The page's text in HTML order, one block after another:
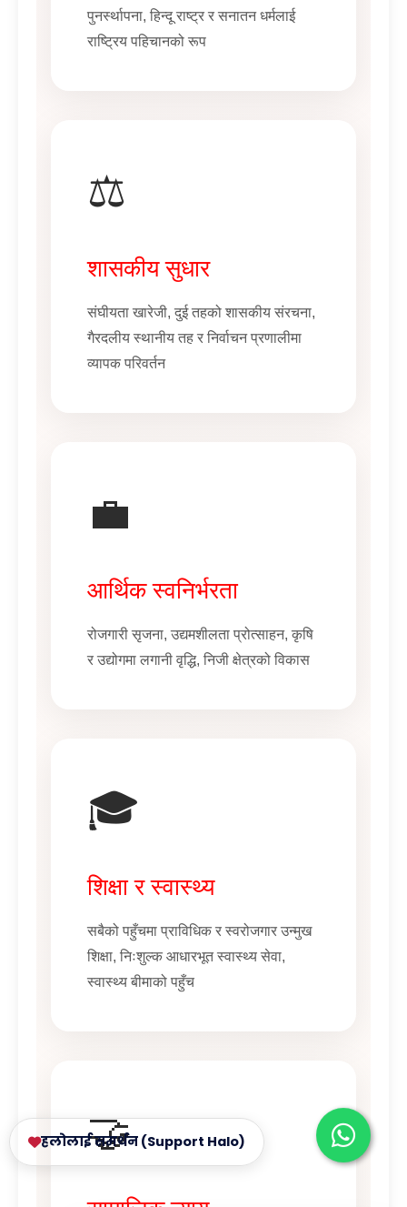
पुनर्स्थापना, हिन्दू राष्ट्र र सनातन धर्मलाई
राष्ट्रिय पहिचानको रूप
⚖️
शासकीय सुधार
संघीयता खारेजी, दुई तहको शासकीय संरचना,
गैरदलीय स्थानीय तह र निर्वाचन प्रणालीमा
व्यापक परिवर्तन
💼
आर्थिक स्वनिर्भरता
रोजगारी सृजना, उद्यमशीलता प्रोत्साहन, कृषि
र उद्योगमा लगानी वृद्धि, निजी क्षेत्रको विकास
🎓
शिक्षा र स्वास्थ्य
सबैको पहुँचमा प्राविधिक र स्वरोजगार उन्मुख
शिक्षा, निःशुल्क आधारभूत स्वास्थ्य सेवा,
स्वास्थ्य बीमाको पहुँच
🤝
हलोलाई समर्थन (Support Halo)